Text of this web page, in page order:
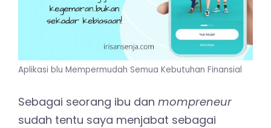
Aplikasi blu Mempermudah Semua Kebutuhan Finansial
Sebagai seorang ibu dan mompreneur
sudah tentu saya menjabat sebagai